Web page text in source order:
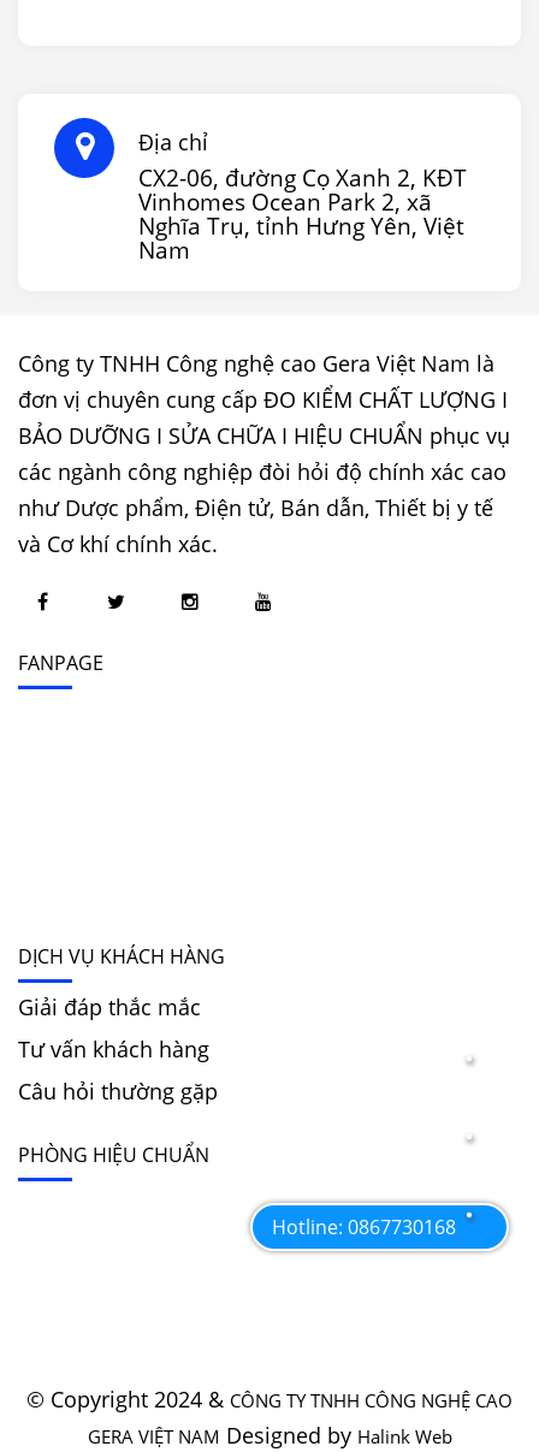
Địa chỉ
CX2-06, đường Cọ Xanh 2, KĐT
Vinhomes Ocean Park 2, xã
Nghĩa Trụ, tỉnh Hưng Yên, Việt
Nam
Công ty TNHH Công nghệ cao Gera Việt Nam là
đơn vị chuyên cung cấp ĐO KIỂM CHẤT LƯỢNG I
BẢO DƯỠNG I SỬA CHỮA I HIỆU CHUẨN phục vụ
các ngành công nghiệp đòi hỏi độ chính xác cao
như Dược phẩm, Điện tử, Bán dẫn, Thiết bị y tế
và Cơ khí chính xác.
FANPAGE
DỊCH VỤ KHÁCH HÀNG
Giải đáp thắc mắc
Tư vấn khách hàng
Câu hỏi thường gặp
PHÒNG HIỆU CHUẨN
© Copyright 2024 & CÔNG TY TNHH CÔNG NGHỆ CAO
GERA VIỆT NAM Designed by Halink Web
Hotline: 0867730168